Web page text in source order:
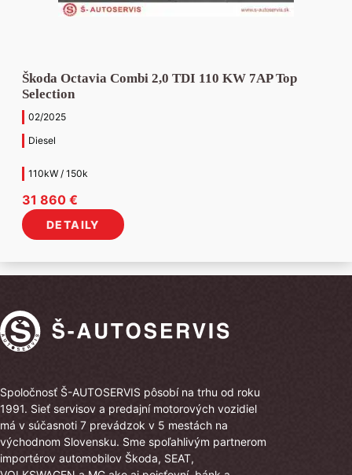
Škoda Octavia Combi 2,0 TDI 110 KW 7AP Top
Selection
02/2025
Diesel
110kW / 150k
31 860 €
DETAILY
Spoločnosť Š-AUTOSERVIS pôsobí na trhu od roku
1991. Sieť servisov a predajní motorových vozidiel
má v súčasnoti 7 prevádzok v 5 mestách na
východnom Slovensku. Sme spoľahlivým partnerom
importérov automobilov Škoda, SEAT,